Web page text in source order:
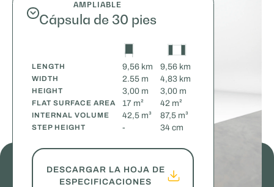
AMPLIABLE
Cápsula de 30 pies
LENGTH 9,56 km 9,56 km
WIDTH 2.55 m 4,83 km
HEIGHT 3,00 m 3,00 m
FLAT SURFACE AREA 17 m² 42 m²
INTERNAL VOLUME 42,5 m³ 87,5 m³
STEP HEIGHT - 34 cm
DESCARGAR LA HOJA DE
ESPECIFICACIONES